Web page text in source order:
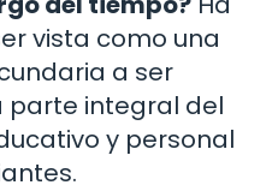
vista como una
a ser
parte integral del
y personal